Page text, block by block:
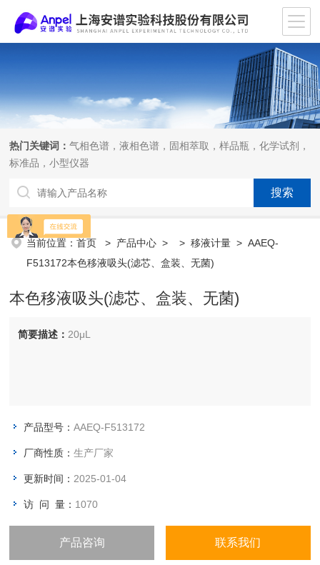
热门关键词：气相色谱，液相色谱，固相萃取，样品瓶，化学试剂，
标准品，小型仪器
当前位置：首页 > 产品中心 > >移液计量 > AAEQ-
F513172本色移液吸头(滤芯、盒装、无菌)
本色移液吸头(滤芯、盒装、无菌)
简要描述： 20μL
产品型号：AAEQ-F513172
厂商性质：生产厂家
更新时间： 2025-01-04
访 问 量： 1070
产品咨询 联系我们